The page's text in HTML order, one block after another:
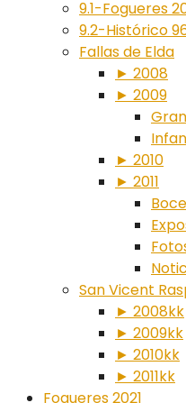
9.1-Fogueres
9.2-Histórico
Fallas de Elda
► 2008
► 2009
► 2010
► 2011
San Vicent
► 2008kk
► 2009kk
► 2010kk
► 2011kk
Fogueres 2021